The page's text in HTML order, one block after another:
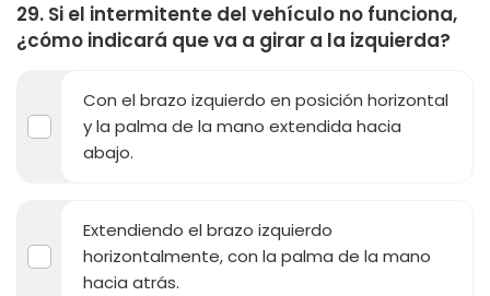
29. Si el intermitente del vehículo no funciona,
¿cómo indicará que va a girar a la izquierda?
Con el brazo izquierdo en posición horizontal
y la palma de la mano extendida hacia
abajo.
Extendiendo el brazo izquierdo
horizontalmente, con la palma de la mano
hacia atrás.